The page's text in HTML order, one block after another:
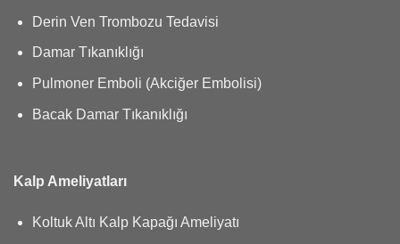
Derin Ven Trombozu Tedavisi
Damar Tıkanıklığı
Pulmoner Emboli (Akciğer Embolisi)
Bacak Damar Tıkanıklığı
Kalp Ameliyatları
Koltuk Altı Kalp Kapağı Ameliyatı